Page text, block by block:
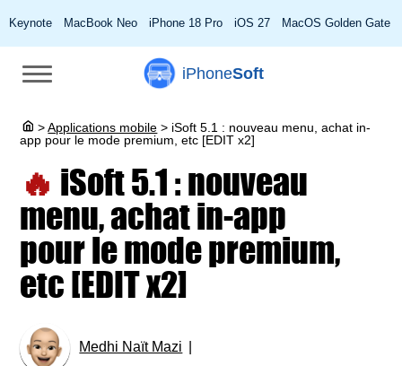
Keynote MacBook Neo iPhone 18 Pro iOS 27 MacOS Golden Gate
iPhoneSoft
> Applications mobile > iSoft 5.1 : nouveau menu, achat in-
app pour le mode premium, etc [EDIT x2]
🔥 iSoft 5.1 : nouveau
menu, achat in-app
pour le mode premium,
etc [EDIT x2]
Medhi Naït Mazi